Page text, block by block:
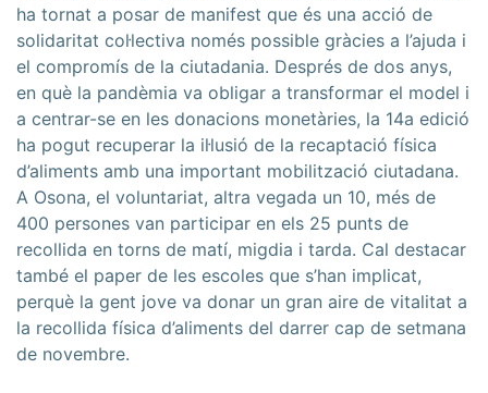
ha tornat a posar de manifest que és una acció de
solidaritat col·lectiva només possible gràcies a l’ajuda i
el compromís de la ciutadania. Després de dos anys,
en què la pandèmia va obligar a transformar el model i
a centrar-se en les donacions monetàries, la 14a edició
ha pogut recuperar la il·lusió de la recaptació física
d’aliments amb una important mobilització ciutadana.
A Osona, el voluntariat, altra vegada un 10, més de
400 persones van participar en els 25 punts de
recollida en torns de matí, migdia i tarda. Cal destacar
també el paper de les escoles que s’han implicat,
perquè la gent jove va donar un gran aire de vitalitat a
la recollida física d’aliments del darrer cap de setmana
de novembre.